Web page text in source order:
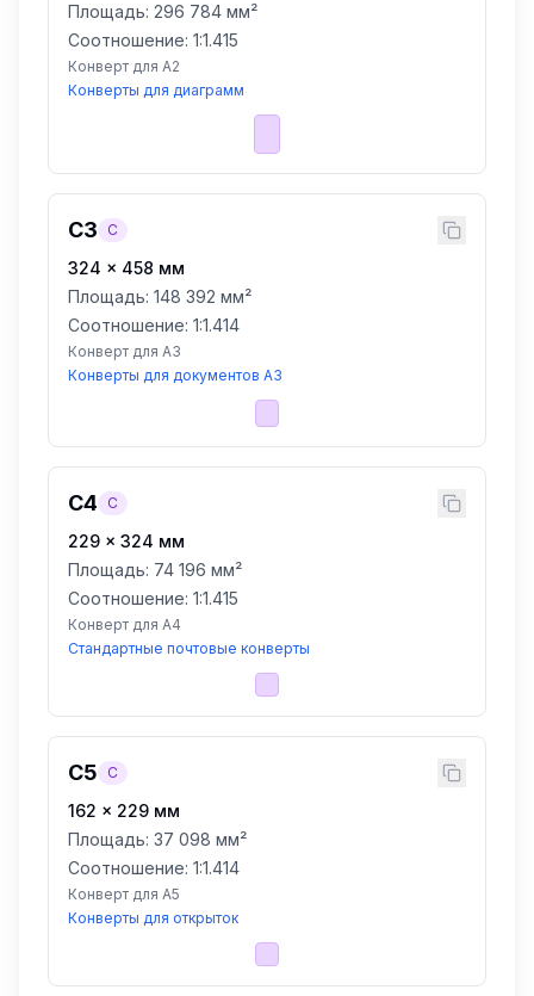
Площадь: 296 784 мм²
Соотношение: 1:1.415
Конверт для A2
Конверты для диаграмм
C3 C
324 × 458 мм
Площадь: 148 392 мм²
Соотношение: 1:1.414
Конверт для A3
Конверты для документов A3
C4 C
229 × 324 мм
Площадь: 74 196 мм²
Соотношение: 1:1.415
Конверт для A4
Стандартные почтовые конверты
C5 C
162 × 229 мм
Площадь: 37 098 мм²
Соотношение: 1:1.414
Конверт для A5
Конверты для открыток